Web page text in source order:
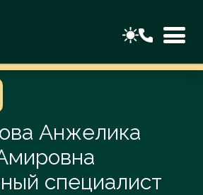
Анжелика
специалист